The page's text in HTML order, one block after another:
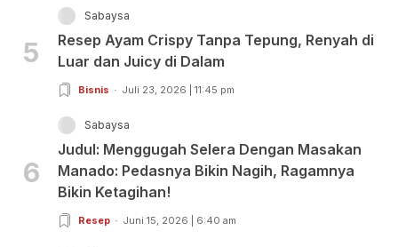
5
Sabaysa
Resep Ayam Crispy Tanpa Tepung, Renyah di
Luar dan Juicy di Dalam
Bisnis Juli 23, 2026 | 11:45 pm
6
Sabaysa
Judul: Menggugah Selera Dengan Masakan
Manado: Pedasnya Bikin Nagih, Ragamnya
Bikin Ketagihan!
Resep Juni 15, 2026 | 6:40 am